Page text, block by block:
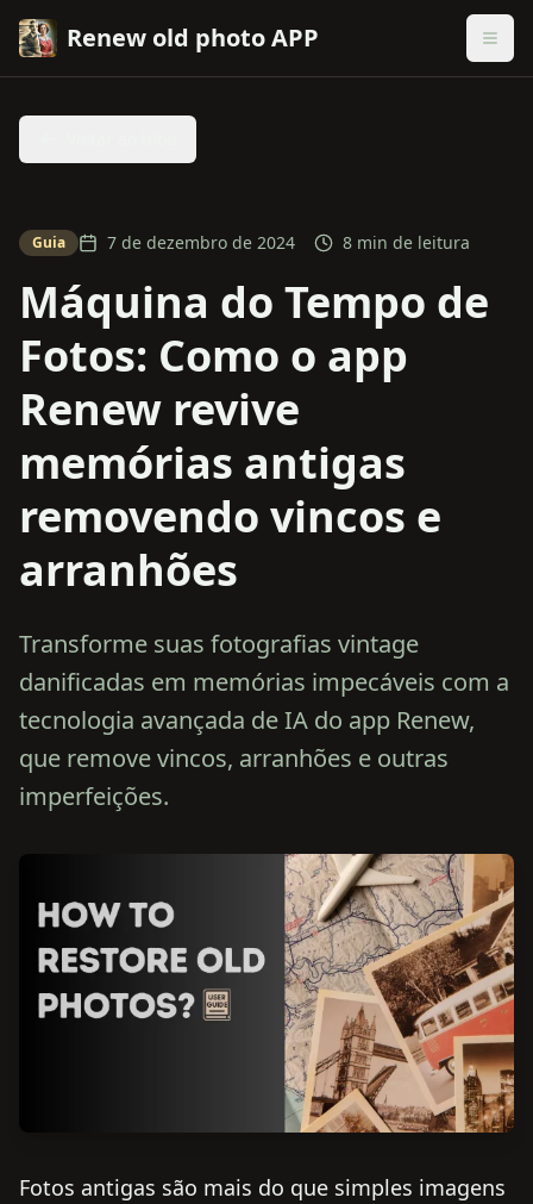
Renew old photo APP
Guia 7 de dezembro de 2024 8 min de leitura
Máquina do Tempo de
Fotos: Como o app
Renew revive
memórias antigas
removendo vincos e
arranhões
Transforme suas fotografias vintage
danificadas em memórias impecáveis com a
tecnologia avançada de IA do app Renew,
que remove vincos, arranhões e outras
imperfeições.
Fotos antigas são mais do que simples imagens